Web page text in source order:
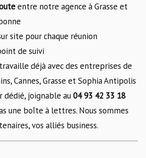
entre notre agence à Grasse et
site pour chaque réunion
de suivi
déjà avec des entreprises de
Cannes, Grasse et Sophia Antipolis
dédié, joignable au04 93 42 33 18
une boîte à lettres. Nous sommes
vos alliés business.